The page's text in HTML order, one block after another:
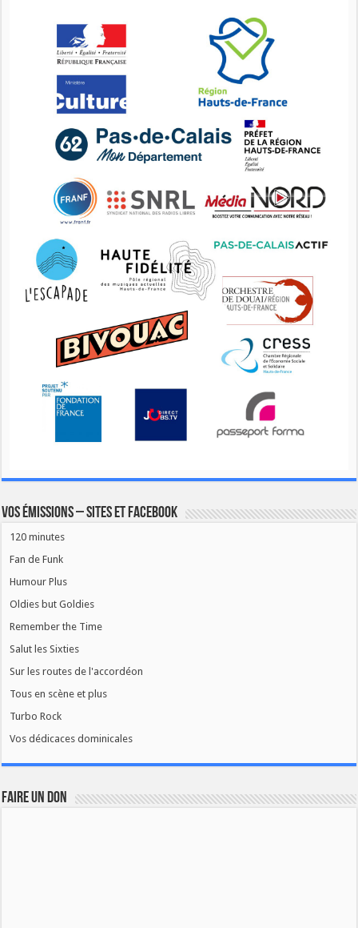
Vos émissions – Sites et Facebook
120 minutes
Fan de Funk
Humour Plus
Oldies but Goldies
Remember the Time
Salut les Sixties
Sur les routes de l'accordéon
Tous en scène et plus
Turbo Rock
Vos dédicaces dominicales
FAIRE UN DON